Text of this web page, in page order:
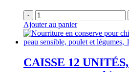
-
Ajouter au panier
CAISSE 12